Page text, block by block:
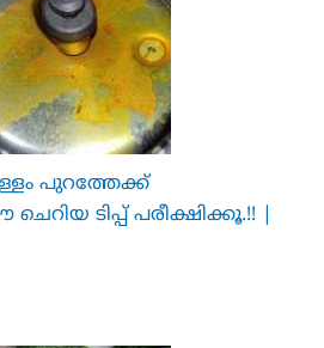
പുറത്തേക്ക്
ടിപ്പ് പരീക്ഷിക്കൂ.!! |